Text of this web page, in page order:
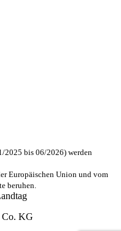
2025 bis 06/2026) werden
Europäischen Union und vom
beruhen.
Co. KG